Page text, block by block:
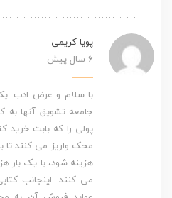
پویا کریمی
6 سال پیش
با سلام و عرض ادب.
جامعه تشویق آنها به
پولی را که بابت خرید
محک واریز می کنند تا
هزینه شود، با یک بار
می کنند. اینجانب